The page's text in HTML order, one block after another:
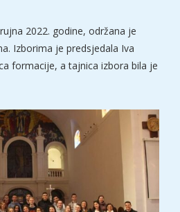
2022. godine, održana je
Izborima je predsjedala Iva
formacije, a tajnica izbora bila je